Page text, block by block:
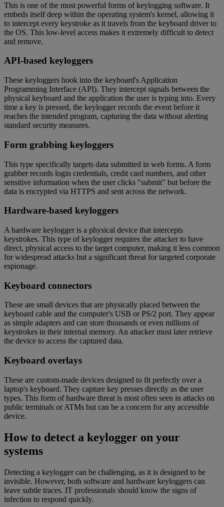
This is one of the most powerful forms of keylogging software. It
embeds itself deep within the operating system's kernel, allowing it
to intercept every keystroke as it travels from the keyboard driver to
the OS. This low-level access makes it extremely difficult to detect
and remove.
API-based keyloggers
These keyloggers hook into the keyboard's Application
Programming Interface (API). They intercept signals between the
physical keyboard and the application the user is typing into. Every
time a key is pressed, the keylogger records the event before it
reaches the intended program, capturing the data without alerting
standard security measures.
Form grabbing keyloggers
This type specifically targets data submitted in web forms. A form
grabber records login credentials, credit card numbers, and other
sensitive information when the user clicks "submit" but before the
data is encrypted via HTTPS and sent across the network.
Hardware-based keyloggers
A hardware keylogger is a physical device that intercepts
keystrokes. This type of keylogger requires the attacker to have
direct, physical access to the target computer, making it less common
for widespread attacks but a significant threat for targeted corporate
espionage.
Keyboard connectors
These are small devices that are physically placed between the
keyboard cable and the computer's USB or PS/2 port. They appear
as simple adapters and can store thousands or even millions of
keystrokes in their internal memory. An attacker must later retrieve
the device to access the captured data.
Keyboard overlays
These are custom-made devices designed to fit perfectly over a
laptop's keyboard. They capture key presses directly as the user
types. This form of hardware threat is most often seen in attacks on
public terminals or ATMs but can be a concern for any accessible
device.
How to detect a keylogger on your
systems
Detecting a keylogger can be challenging, as it is designed to be
invisible. However, both software and hardware keyloggers can
leave subtle traces. IT professionals should know the signs of
infection to respond quickly.